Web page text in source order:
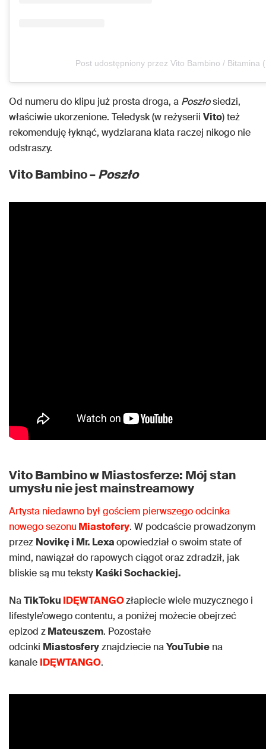
Post udostępniony przez Vito Bambino / Bitamina
Od numeru do klipu już prosta droga, a Poszłosiedzi,
właściwie ukorzenione. Teledysk (w reżyserii Vito) też
rekomenduję łyknąć, wydziarana klata raczej nikogo nie
odstraszy.
Vito Bambino –Poszło
Vito Bambino w Miastosferze: Mój stan
umysłu nie jest mainstreamowy
Artysta niedawno był gościem pierwszego odcinka
nowego sezonuMiastofery. W podcaście prowadzonym
przez Novikę i Mr. Lexaopowiedział o swoim state of
mind, nawiązał do rapowych ciągot oraz zdradził, jak
bliskie są mu teksty Kaśki Sochackiej.
NaTikToku IDĘWTANGOzłapiecie wiele muzycznego i
lifestyle’owego contentu, a poniżej możecie obejrzeć
epizod zMateuszem. Pozostałe
odcinki Miastosferyznajdziecie naYouTubie na
kanale IDĘWTANGO.